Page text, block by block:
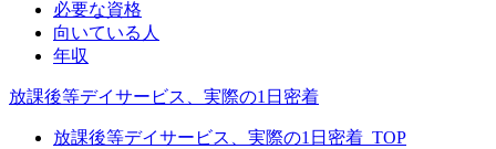
必要な資格
向いている人
年収
放課後等デイサービス、実際の1日密着
放課後等デイサービス、実際の1日密着_TOP